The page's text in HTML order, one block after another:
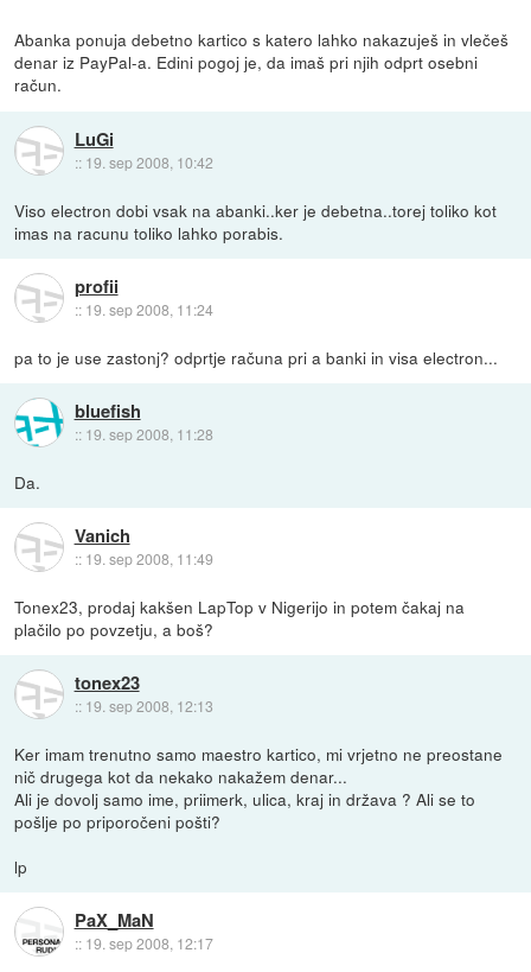
Abanka ponuja debetno kartico s katero lahko nakazuješ in vlečeš
denar iz PayPal-a. Edini pogoj je, da imaš pri njih odprt osebni
račun.
LuGi
:: 19. sep 2008, 10:42
Viso electron dobi vsak na abanki..ker je debetna..torej toliko kot
imas na racunu toliko lahko porabis.
profii
:: 19. sep 2008, 11:24
pa to je use zastonj? odprtje računa pri a banki in visa electron...
bluefish
:: 19. sep 2008, 11:28
Da.
Vanich
:: 19. sep 2008, 11:49
Tonex23, prodaj kakšen LapTop v Nigerijo in potem čakaj na
plačilo po povzetju, a boš?
tonex23
:: 19. sep 2008, 12:13
Ker imam trenutno samo maestro kartico, mi vrjetno ne preostane
nič drugega kot da nekako nakažem denar...
Ali je dovolj samo ime, priimerk, ulica, kraj in država ? Ali se to
pošlje po priporočeni pošti?
lp
PaX_MaN
:: 19. sep 2008, 12:17